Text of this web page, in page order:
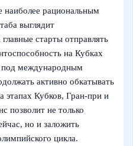
наиболее рациональным
выглядит
старты отправлять
на Кубках
под международным
активно обкатывать
этапах Кубков, Гран-при и
позволит не только
но и заложить
цикла.